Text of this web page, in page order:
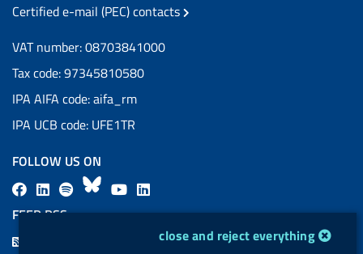
cookie management moduleclose and reject everything
Certified e-mail (PEC) contacts
VAT number: 08703841000
Tax code: 97345810580
IPA AIFA code: aifa_rm
IPA UCB code: UFE1TR
FOLLOW US ON
F
a
L
i
a
B
l
Y
o i
FEED RSS